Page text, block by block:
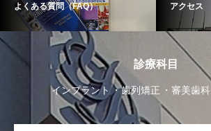
よくある質問（FAQ） アクセス
診療科目
インプラント 歯列矯正 審美歯科